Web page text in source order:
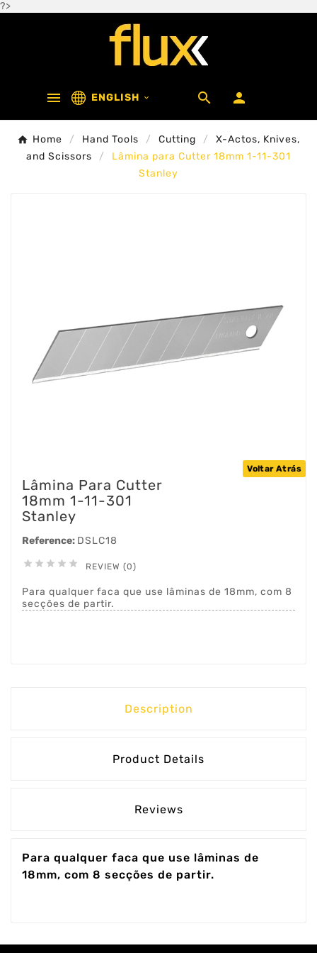
?>
 ENGLISH   
Home Hand Tools Cutting
X-Actos, Knives,
and Scissors
Lâmina para Cutter 18mm 1-11-301
Stanley
Voltar Atrás
Lâmina Para Cutter
18mm 1-11-301
Stanley
Reference: DSLC18
     REVIEW (0)
Para qualquer faca que use lâminas de 18mm, com 8
secções de partir.
Description
Product Details
Reviews
Para qualquer faca que use lâminas de
18mm, com 8 secções de partir.